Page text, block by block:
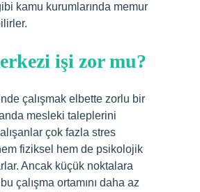
kamu kurumlarında memur
işi zor mu?
çalışmak elbette zorlu bir
mesleki taleplerini
çok fazla stres
fiziksel hem de psikolojik
Ancak küçük noktalara
çalışma ortamını daha az